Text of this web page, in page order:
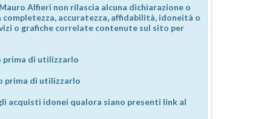
Alfieri non rilascia alcuna dichiarazione o
accuratezza, affidabilità, idoneità o
o grafiche correlate contenute sul sito per
prima di utilizzarlo
prima di utilizzarlo
acquisti idonei qualora siano presenti link al